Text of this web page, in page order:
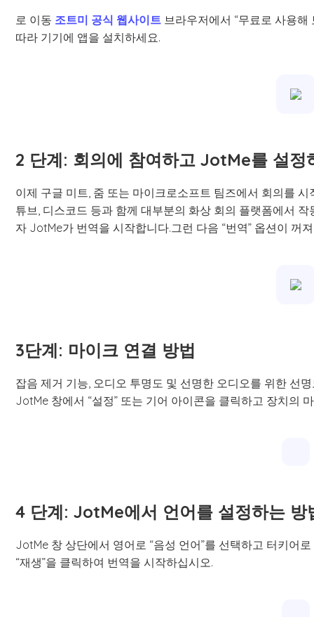
로 이동 조트미 공식 웹사이트 브라우저에서 “무료로 사용
따라 기기에 앱을 설치하세요.
2 단계: 회의에 참여하고 JotMe를 설정
이제 구글 미트, 줌 또는 마이크로소프트 팀즈에서 회의를
튜브, 디스코드 등과 함께 대부분의 화상 회의 플랫폼에서
자 JotMe가 번역을 시작합니다.그런 다음 “번역” 옵션이 꺼
3단계: 마이크 연결 방법
잡음 제거 기능, 오디오 투명도 및 선명한 오디오를 위한 선
JotMe 창에서 “설정” 또는 기어 아이콘을 클릭하고 장치의
4 단계: JotMe에서 언어를 설정하는 방
JotMe 창 상단에서 영어로 “음성 언어”를 선택하고 터키어
“재생”을 클릭하여 번역을 시작하십시오.